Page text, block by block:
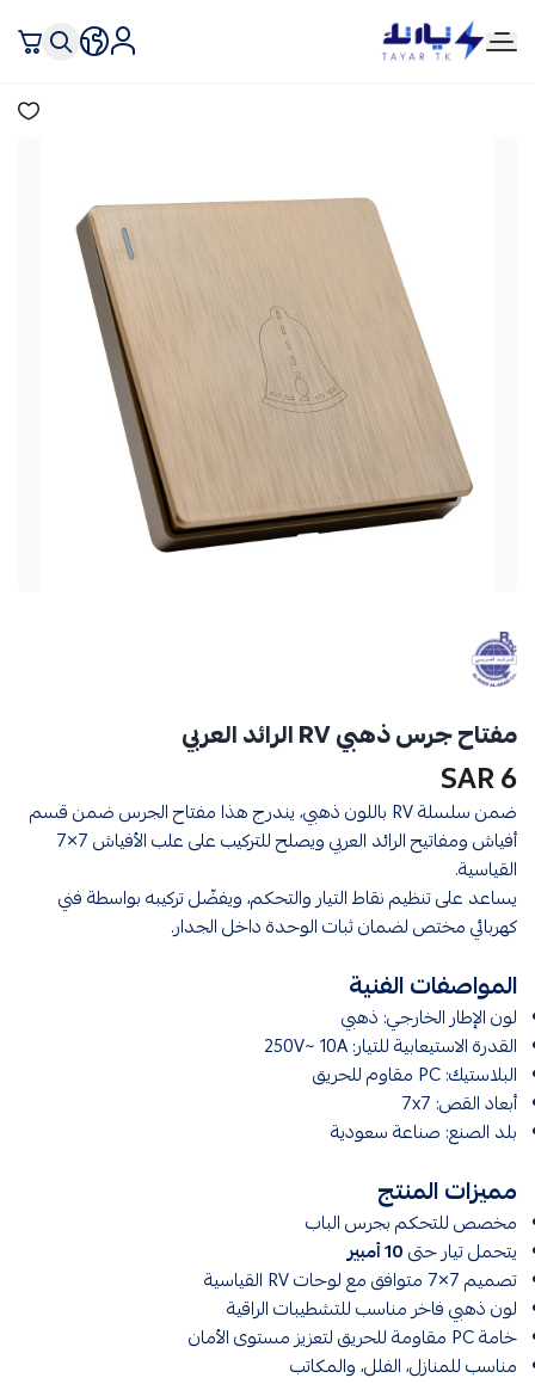
تيار تك إنارة وكهرباء
مفتاح جرس ذهبي RV الرائد العربي
6 SAR
ضمن سلسلة RV باللون ذهبي، يندرج هذا مفتاح الجرس ضمن قسم
أفياش ومفاتيح الرائد العربي ويصلح للتركيب على علب الأفياش 7×7
القياسية.
يساعد على تنظيم نقاط التيار والتحكم، ويفضّل تركيبه بواسطة فني
كهربائي مختص لضمان ثبات الوحدة داخل الجدار.
المواصفات الفنية
لون الإطار الخارجي: ذهبي
القدرة الاستيعابية للتيار: 250V~ 10A
البلاستيك: PC مقاوم للحريق
أبعاد القص: 7x7
بلد الصنع: صناعة سعودية
مميزات المنتج
مخصص للتحكم بجرس الباب
يتحمل تيار حتى10 أمبير
تصميم 7×7 متوافق مع لوحات RV القياسية
لون ذهبي فاخر مناسب للتشطيبات الراقية
خامة PC مقاومة للحريق لتعزيز مستوى الأمان
مناسب للمنازل، الفلل، والمكاتب